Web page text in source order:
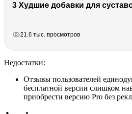
21.6 тыс. просмотров
Недостатки:
Отзывы пользователей
бесплатной версии слишком
приобрести версию Pro без